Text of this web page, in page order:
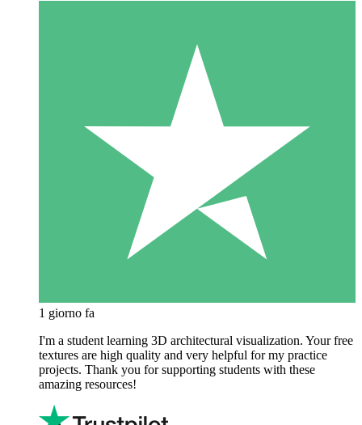
1 giorno fa
I'm a student learning 3D architectural visualization. Your free
textures are high quality and very helpful for my practice
projects. Thank you for supporting students with these
amazing resources!